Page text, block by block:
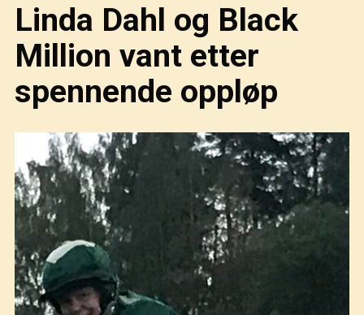
Linda Dahl og Black
Million vant etter
spennende oppløp